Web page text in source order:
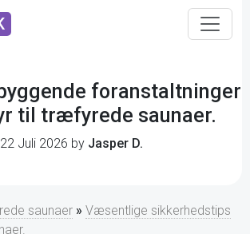
foranstaltninger
til træfyrede saunaer.
22 Juli 2026 by Jasper D.
saunaer » Væsentlige sikkerhedstips